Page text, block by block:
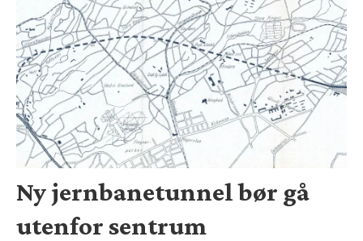
Ny jernbanetunnel bør gå
utenfor sentrum